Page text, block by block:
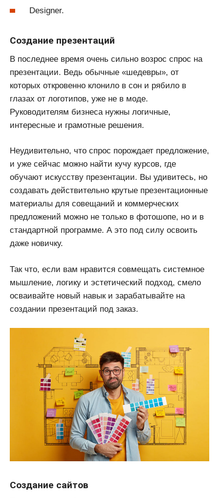
Designer.
Создание презентаций
В последнее время очень сильно возрос спрос на
презентации. Ведь обычные «шедевры», от
которых откровенно клонило в сон и рябило в
глазах от логотипов, уже не в моде.
Руководителям бизнеса нужны логичные,
интересные и грамотные решения.
Неудивительно, что спрос порождает предложение,
и уже сейчас можно найти кучу курсов, где
обучают искусству презентации. Вы удивитесь, но
создавать действительно крутые презентационные
материалы для совещаний и коммерческих
предложений можно не только в фотошопе, но и в
стандартной программе. А это под силу освоить
даже новичку.
Так что, если вам нравится совмещать системное
мышление, логику и эстетический подход, смело
осваивайте новый навык и зарабатывайте на
создании презентаций под заказ.
Создание сайтов